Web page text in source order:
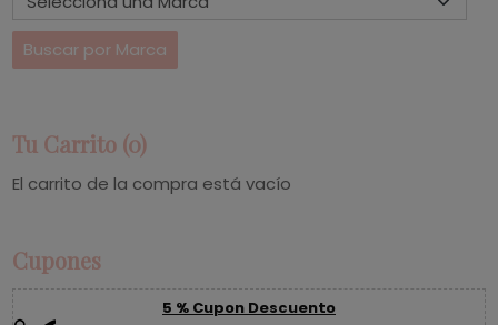
Tu Carrito (0)
El carrito de la compra está vacío
Cupones
5 % Cupon Descuento